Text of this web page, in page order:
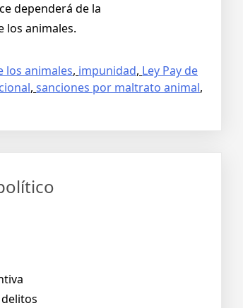
dependerá de la
los animales.
los animales, impunidad, Ley Pay de
, sanciones por maltrato animal,